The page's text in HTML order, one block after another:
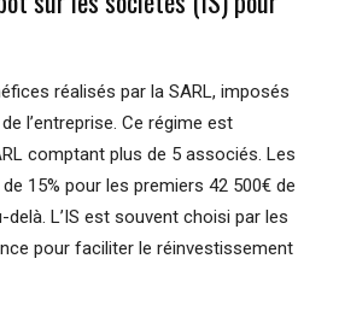
réalisés par la SARL, imposés
l’entreprise. Ce régime est
comptant plus de 5 associés. Les
15% pour les premiers 42 500€ de
delà. L’IS est souvent choisi par les
pour faciliter le réinvestissement